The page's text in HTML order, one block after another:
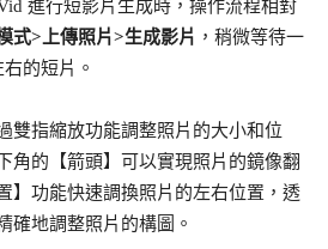
進行短影片生成時，操作流程相對
式>上傳照片>生成影片 ，稍微等待一
的短片。
雙指縮放功能調整照片的大小和位
角的【箭頭】可以實現照片的鏡像翻
】功能快速調換照片的左右位置，透
確地調整照片的構圖。